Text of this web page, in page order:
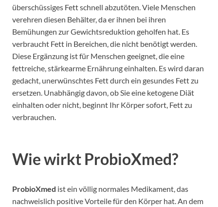
überschüssiges Fett schnell abzutöten. Viele Menschen
verehren diesen Behälter, da er ihnen bei ihren
Bemühungen zur Gewichtsreduktion geholfen hat. Es
verbraucht Fett in Bereichen, die nicht benötigt werden.
Diese Ergänzung ist für Menschen geeignet, die eine
fettreiche, stärkearme Ernährung einhalten. Es wird daran
gedacht, unerwünschtes Fett durch ein gesundes Fett zu
ersetzen. Unabhängig davon, ob Sie eine ketogene Diät
einhalten oder nicht, beginnt Ihr Körper sofort, Fett zu
verbrauchen.
Wie wirkt ProbioXmed?
ProbioXmed ist ein völlig normales Medikament, das
nachweislich positive Vorteile für den Körper hat. An dem